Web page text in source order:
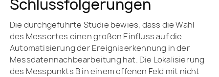
Schlussfolgerungen
Die durchgeführte Studie bewies, dass die Wahl
des Messortes einen großen Einfluss auf die
Automatisierung der Ereigniserkennung in der
Messdatennachbearbeitung hat. Die Lokalisierung
des Messpunkts B in einem offenen Feld mit nicht